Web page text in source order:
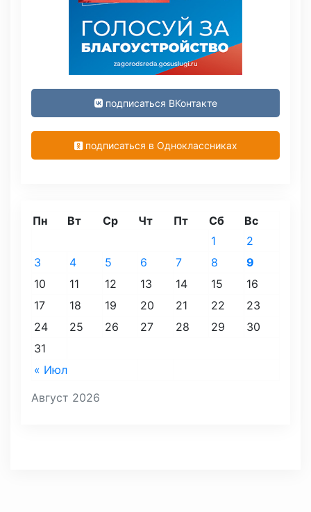
подписаться ВКонтакте
подписаться в Одноклассниках
Август 2026
Пн Вт Ср Чт Пт Сб Вс
« Июл
1
2
3
4 5 6 7 8
9
10
11 12 13 14 15
16
17
18 19 20 21 22
23
24
25 26 27 28 29
30
31